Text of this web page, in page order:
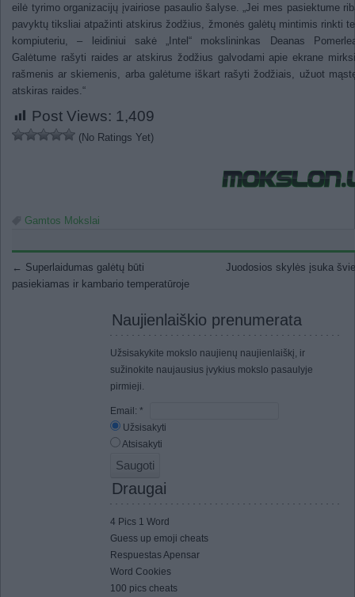
eilė tyrimo organizacijų įvairiose pasaulio šalyse. „Jei mes pasiektume
pavyktų tiksliai atpažinti atskirus žodžius, žmonės galėtų mintimis rinkti
kompiuteriu, – leidiniui sakė „Intel“ mokslininkas Deanas
Galėtume rašyti raides ar atskirus žodžius galvodami apie ekrane
rašmenis ar skiemenis, arba galėtume iškart rašyti žodžiais, užuot
atskiras raides.“
Post Views: 1,409
(No Ratings Yet)
Gamtos Mokslai
Post navigation
← Superlaidumas galėtų būti
pasiekiamas ir kambario temperatūroje
Juodosios skylės įsuka
Naujienlaiškio prenumerata
Užsisakykite mokslo naujienų naujienlaiškį, ir
sužinokite naujausius įvykius mokslo pasaulyje
pirmieji.
Email: *
Užsisakyti
Atsisakyti
Draugai
4 Pics 1 Word
Guess up emoji cheats
Respuestas Apensar
Word Cookies
100 pics cheats